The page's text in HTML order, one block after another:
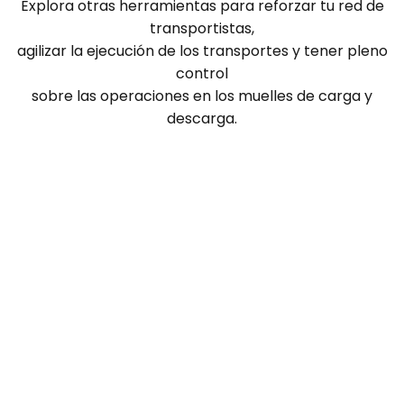
Explora otras herramientas para reforzar tu red de
transportistas,
agilizar la ejecución de los transportes y tener pleno
control
sobre las operaciones en los muelles de carga y
descarga.